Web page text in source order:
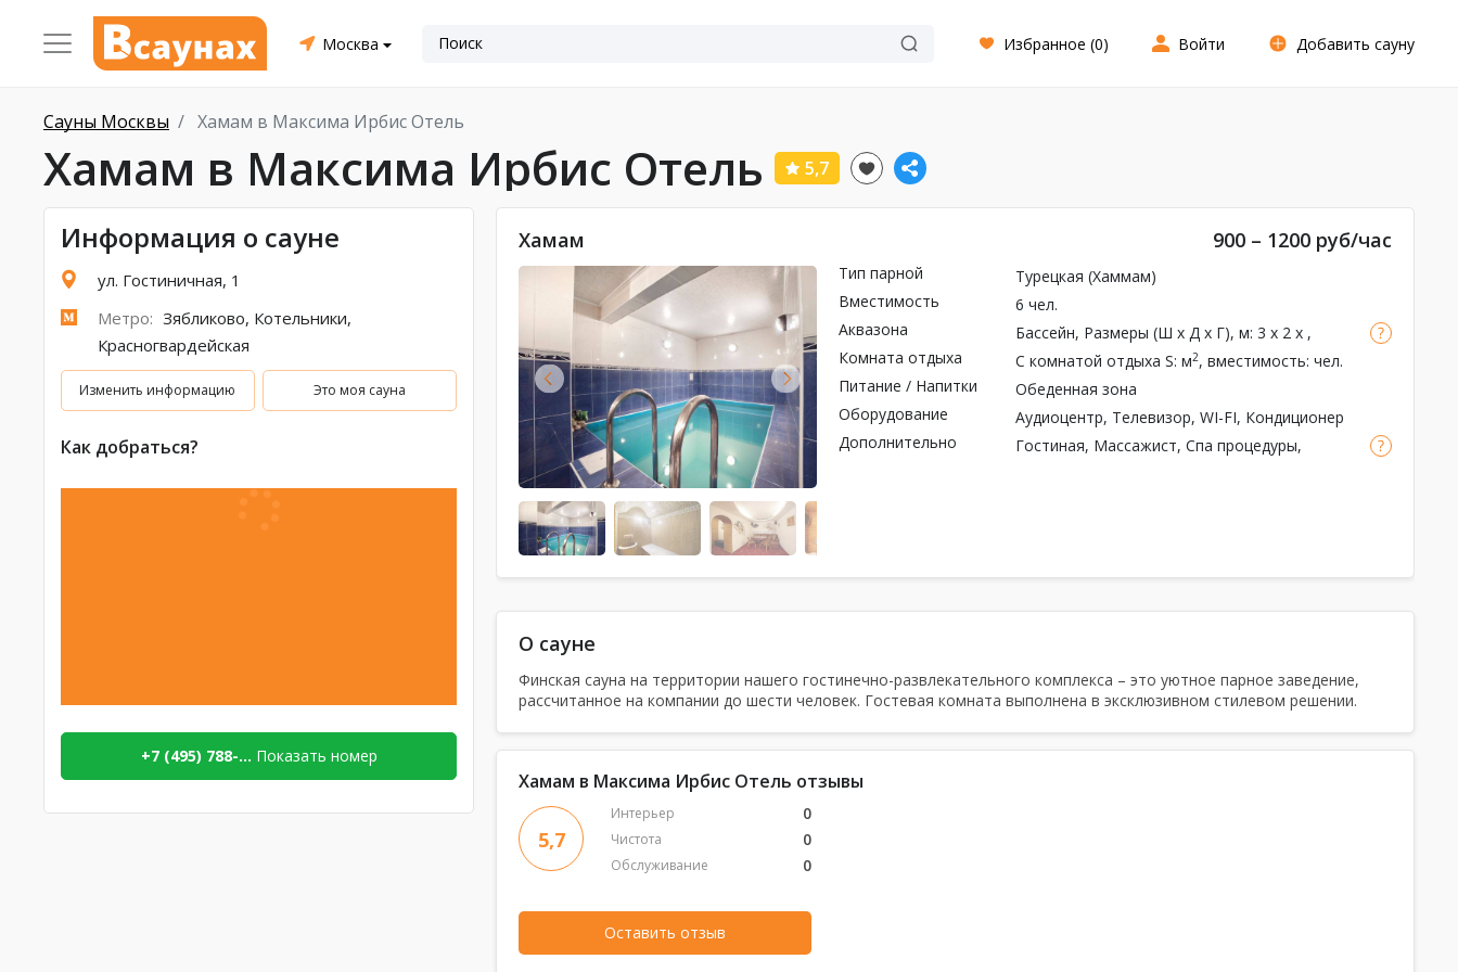
Москва Избранное (0) Войти Добавить сауну
Сауны Москвы Хамам в Максима Ирбис Отель
Хамам в Максима Ирбис Отель 5,7
Информация о сауне
ул. Гостиничная, 1
Метро: Зябликово, Котельники,
Красногвардейская
Изменить информацию Это моя сауна
Как добраться?
+7 (495) 788-... Показать номер
Хамам 900 – 1200 руб/час
Тип парной
Турецкая (Хаммам)
Вместимость
6 чел.
Аквазона
Бассейн, Размеры (Ш x Д x Г), м: 3 x 2 x ,
Теплый бассейн, Подсветка, Фильтрация,
Душ
Комната отдыха С комнатой отдыха S: м2, вместимость: чел.
Питание / Напитки
Обеденная зона
Оборудование
Аудиоцентр, Телевизор, WI-FI, Кондиционер
Дополнительно
Гостиная, Массажист,Спа процедуры,
О сауне
Финская сауна на территории нашего гостинечно-развлекательного комплекса – это уютное парное заведение,
рассчитанное на компании до шести человек. Гостевая комната выполнена в эксклюзивном стилевом решении.
Хамам в Максима Ирбис Отель отзывы
5,7
Интерьер 0
Чистота 0
Обслуживание 0
Оставить отзыв